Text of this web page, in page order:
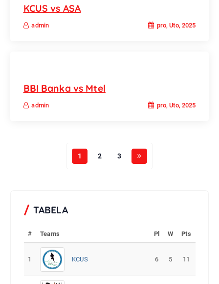
KCUS vs ASA
admin pro, Uto, 2025
BBI Banka vs Mtel
admin pro, Uto, 2025
1 2 3
TABELA
# Teams Pl W Pts
1 KCUS 6 5 11